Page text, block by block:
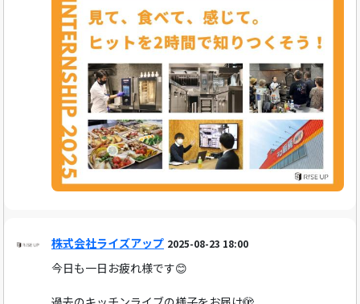
株式会社ライズアップ 2025-08-23 18:00
今日も一日お疲れ様です😊